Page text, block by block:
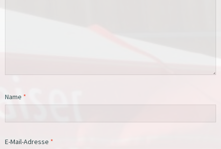
Name *
E-Mail-Adresse *